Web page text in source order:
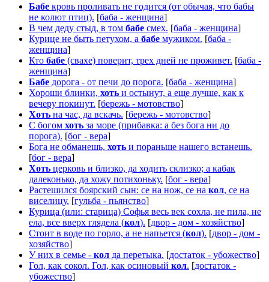
Бабе кровь проливать не годится (от обычая, что бабы
не колют птиц). [баба - женщина]
В чем деду стыд, в том бабе смех. [баба - женщина]
Курице не быть петухом, а бабе мужиком. [баба -
женщина]
Кто бабе (свахе) поверит, трех дней не проживет. [баба -
женщина]
Бабе дорога - от печи до порога. [баба - женщина]
Хороши блинки, хоть и остынут, а еще лучше, как к
вечеру покинут. [бережь - мотовство]
Хоть на час, да вскачь. [бережь - мотовство]
С богом хоть за море (прибавка: а без бога ни до
порога). [бог - вера]
Бога не обманешь, хоть и пораньше нашего встанешь.
[бог - вера]
Хоть церковь и близко, да ходить склизко; а кабак
далеконько, да хожу потихоньку. [бог - вера]
Растешился боярский сын: се на нож, се на кол, се на
виселицу. [гульба - пьянство]
Курица (или: старица) Софья весь век сохла, не пила, не
ела, все вверх глядела (кол). [двор - дом - хозяйство]
Стоит в воде по горло, а не напьется (кол). [двор - дом -
хозяйство]
У них в семье - кол да перетыка. [достаток - убожество]
Гол, как сокол. Гол, как осиновый кол. [достаток -
убожество]